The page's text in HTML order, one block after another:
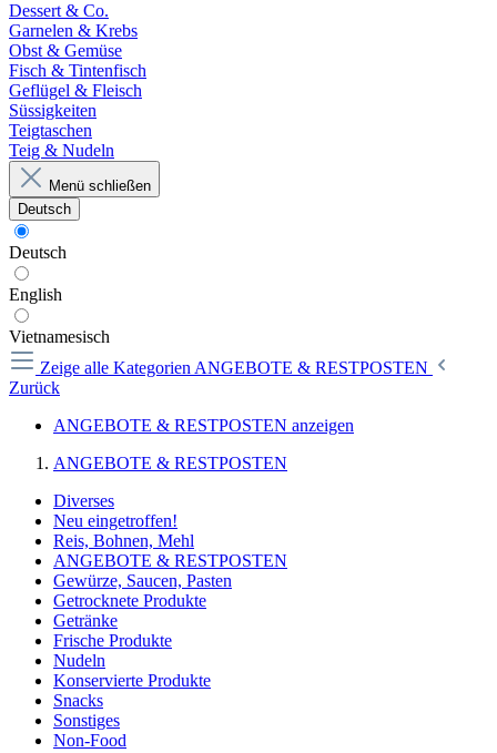
Dessert & Co.
Garnelen & Krebs
Obst & Gemüse
Fisch & Tintenfisch
Geflügel & Fleisch
Süssigkeiten
Teigtaschen
Teig & Nudeln
Menü schließen
Deutsch
Deutsch
English
Vietnamesisch
Zeige alle Kategorien ANGEBOTE & RESTPOSTEN
Zurück
ANGEBOTE & RESTPOSTEN anzeigen
ANGEBOTE & RESTPOSTEN
Diverses
Neu eingetroffen!
Reis, Bohnen, Mehl
ANGEBOTE & RESTPOSTEN
Gewürze, Saucen, Pasten
Getrocknete Produkte
Getränke
Frische Produkte
Nudeln
Konservierte Produkte
Snacks
Sonstiges
Non-Food